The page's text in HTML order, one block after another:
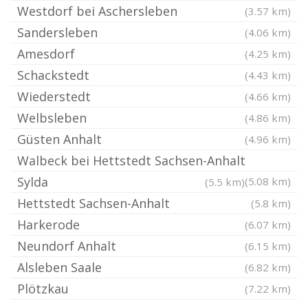
Westdorf bei Aschersleben (3.57 km)
Sandersleben (4.06 km)
Amesdorf (4.25 km)
Schackstedt (4.43 km)
Wiederstedt (4.66 km)
Welbsleben (4.86 km)
Güsten Anhalt (4.96 km)
Walbeck bei Hettstedt Sachsen-Anhalt
(5.08 km)
Sylda (5.5 km)
Hettstedt Sachsen-Anhalt (5.8 km)
Harkerode (6.07 km)
Neundorf Anhalt (6.15 km)
Alsleben Saale (6.82 km)
Plötzkau (7.22 km)